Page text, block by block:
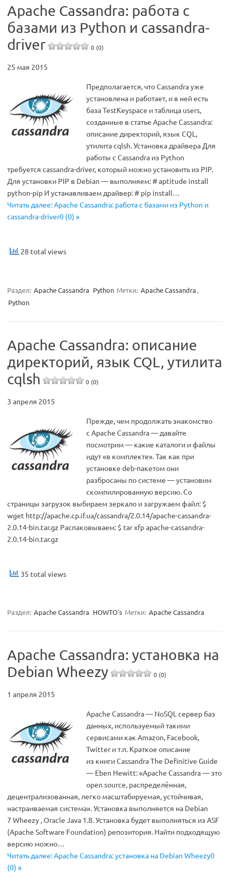
Apache Cassandra: работа с
базами из Python и cassandra-
driver
0 (0)
25 мая 2015
Предполагается, что Cassandra уже
установлена и работает, и в ней есть
база TestKeyspace и таблица users,
созданные в статье Apache Cassandra:
описание директорий, язык CQL,
утилита cqlsh. Установка драйвера Для
работы с Cassandra из Python
требуется cassandra-driver, который можно установить из PIP.
Для установки PIP в Debian — выполняем: # aptitude install
python-pip И устанавливаем драйвер: # pip install…
Читать далее: Apache Cassandra: работа с базами из Python и
cassandra-driver0 (0) »
28 total views
Раздел: Apache Cassandra Python Метки: Apache Cassandra ,
Python
Apache Cassandra: описание
директорий, язык CQL, утилита
cqlsh
0 (0)
3 апреля 2015
Прежде, чем продолжать знакомство
с Apache Cassandra — давайте
посмотрим — какие каталоги и файлы
идут «в комплекте». Так как при
установке deb-пакетом они
разбросаны по системе — установим
скомпилированную версию. Со
страницы загрузок выбираем зеркало и загружаем файл: $
wget http://apache.cp.if.ua/cassandra/2.0.14/apache-cassandra-
2.0.14-bin.tar.gz Распаковываем: $ tar xfp apache-cassandra-
2.0.14-bin.tar.gz
35 total views
Раздел: Apache Cassandra HOWTO's Метки: Apache Cassandra
Apache Cassandra: установка на
Debian Wheezy
0 (0)
1 апреля 2015
Apache Cassandra — NoSQL сервер баз
данных, используемый такими
сервисами как Amazon, Facebook,
Twitter и т.п. Краткое описание
из книги Cassandra The Definitive Guide
— Eben Hewitt: «Apache Cassandra — это
open source, распределённая,
децентрализованная, легко масштабируемая, устойчивая,
настраиваемая система». Установка выполняется на Debian
7 Wheezy , Oracle Java 1.8. Установка будет выполняться из ASF
(Apache Software Foundation) репозитория. Найти подходящую
версию можно…
Читать далее: Apache Cassandra: установка на Debian Wheezy0
(0) »